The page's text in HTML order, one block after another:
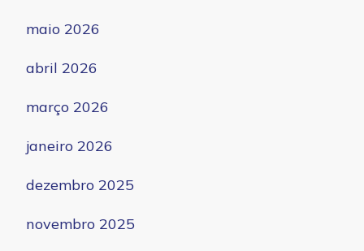
maio 2026
abril 2026
março 2026
janeiro 2026
dezembro 2025
novembro 2025